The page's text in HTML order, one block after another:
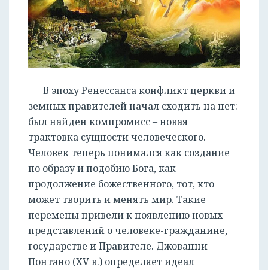
В эпоху Ренессанса конфликт церкви и
земных правителей начал сходить на нет:
был найден компромисс – новая
трактовка сущности человеческого.
Человек теперь понимался как создание
по образу и подобию Бога, как
продолжение божественного, тот, кто
может творить и менять мир. Такие
перемены привели к появлению новых
представлений о человеке-гражданине,
государстве и Правителе. Джованни
Понтано (XV в.) определяет идеал